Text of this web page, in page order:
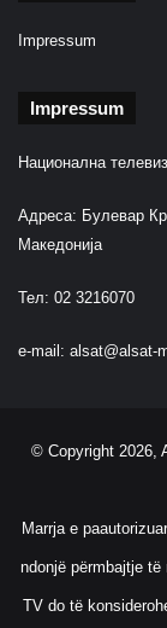
Impressum
Impressum
Национална
Адреса: Булевар
Македонија
Тел: 02 3216070
e-mail: alsat@alsat-
© Copyright 2026,
Marrja e
ndonjë përmbajtje
TV do të